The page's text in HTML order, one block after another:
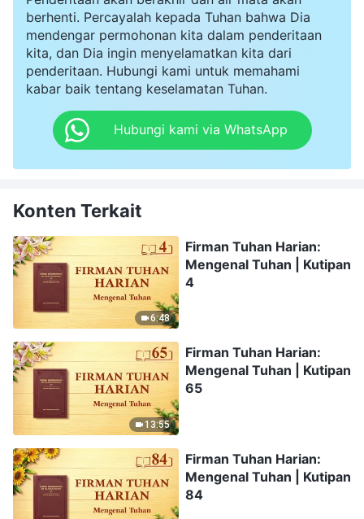
berhenti. Percayalah kepada Tuhan bahwa Dia
mendengar permohonan kita dalam penderitaan
kita, dan Dia ingin menyelamatkan kita dari
penderitaan. Hubungi kami untuk memahami
kabar baik tentang keselamatan Tuhan.
Hubungi kami via WhatsApp
Konten Terkait
6:48
Firman Tuhan Harian:
Mengenal Tuhan | Kutipan
4
13:55
Firman Tuhan Harian:
Mengenal Tuhan | Kutipan
65
Firman Tuhan Harian:
Mengenal Tuhan | Kutipan
84